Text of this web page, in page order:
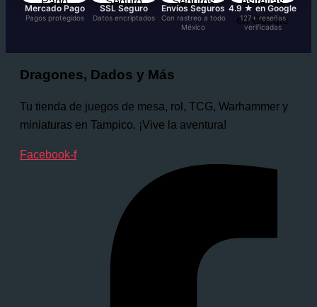
Mercado Pago
Pagos protegidos
SSL Seguro
Datos encriptados
Envíos Seguros
Con rastreo a todo
México
4.9 ★ en Google
127+ reseñas
verificadas
Dragones, Dados y Más
Tu tienda de juegos de mesa, rol, TCG, Warhammer y
miniaturas en Tampico. ¡Vive la aventura!
Facebook-f